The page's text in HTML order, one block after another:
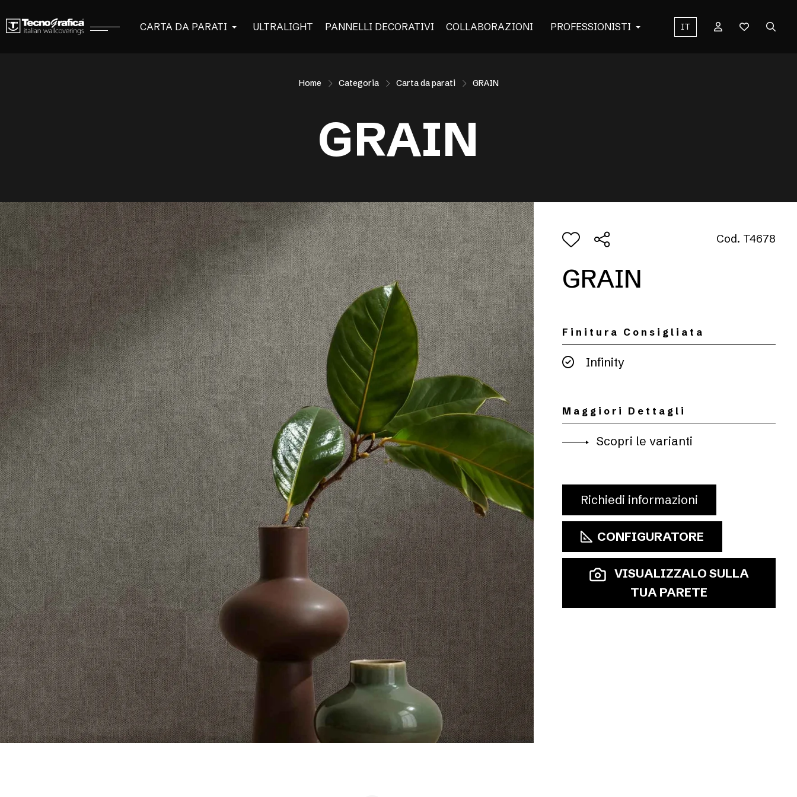
CARTA DA PARATI ULTRALIGHT PANNELLI DECORATIVI COLLABORAZIONI PROFESSIONISTI IT
Home Categoria Carta da parati GRAIN
GRAIN
Cod. T4678
GRAIN
Finitura Consigliata
Infinity
Maggiori Dettagli
Scopri le varianti
Richiedi informazioni
CONFIGURATORE
VISUALIZZALO SULLA
TUA PARETE